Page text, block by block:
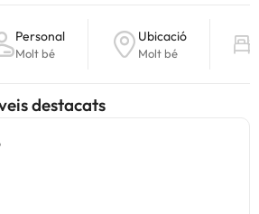
Personal
Molt bé
Ubicació
Molt bé
destacats